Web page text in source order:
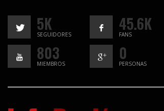
5K
SEGUIDORES
45.6K
FANS
803
MIEMBROS
0
PERSONAS